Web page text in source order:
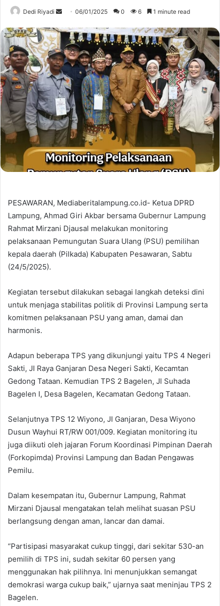
Dedi Riyadi
Send
email
06/01/2025 0 6 1 minute read
PESAWARAN, Mediaberitalampung.co.id- Ketua DPRD
Lampung, Ahmad Giri Akbar bersama Gubernur Lampung
Rahmat Mirzani Djausal melakukan monitoring
pelaksanaan Pemungutan Suara Ulang (PSU) pemilihan
kepala daerah (Pilkada) Kabupaten Pesawaran, Sabtu
(24/5/2025).
Kegiatan tersebut dilakukan sebagai langkah deteksi dini
untuk menjaga stabilitas politik di Provinsi Lampung serta
komitmen pelaksanaan PSU yang aman, damai dan
harmonis.
Adapun beberapa TPS yang dikunjungi yaitu TPS 4 Negeri
Sakti, JI Raya Ganjaran Desa Negeri Sakti, Kecamtan
Gedong Tataan. Kemudian TPS 2 Bagelen, Jl Suhada
Bagelen I, Desa Bagelen, Kecamatan Gedong Tataan.
Selanjutnya TPS 12 Wiyono, JI Ganjaran, Desa Wiyono
Dusun Wayhui RT/RW 001/009. Kegiatan monitoring itu
juga diikuti oleh jajaran Forum Koordinasi Pimpinan Daerah
(Forkopimda) Provinsi Lampung dan Badan Pengawas
Pemilu.
Dalam kesempatan itu, Gubernur Lampung, Rahmat
Mirzani Djausal mengatakan telah melihat suasan PSU
berlangsung dengan aman, lancar dan damai.
“Partisipasi masyarakat cukup tinggi, dari sekitar 530-an
pemilih di TPS ini, sudah sekitar 60 persen yang
menggunakan hak pilihnya. Ini menunjukkan semangat
demokrasi warga cukup baik,” ujarnya saat meninjau TPS 2
Bagelen.